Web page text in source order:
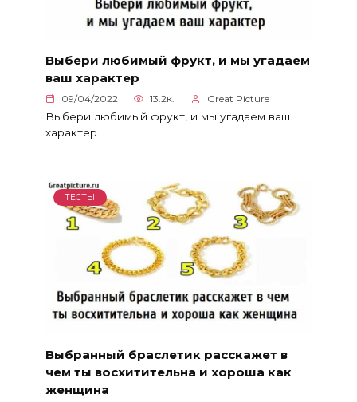
Выбери любимый фрукт, и мы угадаем
ваш характер
09/04/2022 13.2к. Great Picture
Выбери любимый фрукт, и мы угадаем ваш
характер.
ТЕСТЫ
Выбранный браслетик расскажет в
чем ты восхитительна и хороша как
женщина